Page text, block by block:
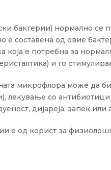
бактерии) нормално се
составена од овие
која е потребна за
и го
микрофлора може да
лекување со
дијареја, запек или
е од корист за